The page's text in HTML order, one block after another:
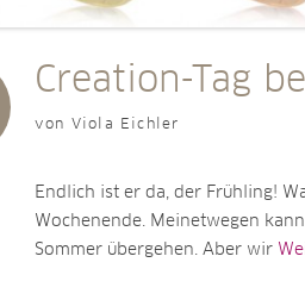
Creation-Tag
von Viola Eichler
Endlich ist er da, der Frühling!
Wochenende. Meinetwegen
Sommer übergehen. Aber wir